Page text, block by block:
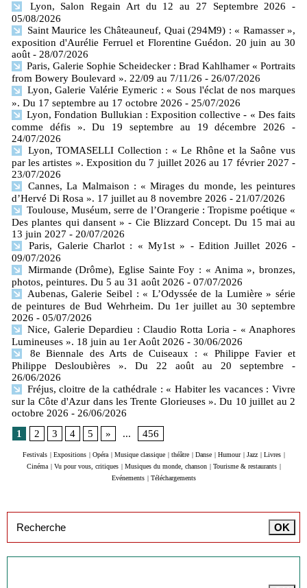
Lyon, Salon Regain Art du 12 au 27 Septembre 2026
-
05/08/2026
Saint Maurice les Châteauneuf, Quai (294M9) : « Ramasser »,
exposition d'Aurélie Ferruel et Florentine Guédon. 20 juin au 30
août - 28/07/2026
Paris, Galerie Sophie Scheidecker : Brad Kahlhamer « Portraits
from Bowery Boulevard ». 22/09 au 7/11/26 - 26/07/2026
Lyon, Galerie Valérie Eymeric : « Sous l'éclat de nos marques
». Du 17 septembre au 17 octobre 2026 - 25/07/2026
Lyon, Fondation Bullukian : Exposition collective - « Des faits
comme défis ». Du 19 septembre au 19 décembre 2026
-
24/07/2026
Lyon, TOMASELLI Collection : « Le Rhône et la Saône vus
par les artistes ». Exposition du 7 juillet 2026 au 17 février 2027 -
23/07/2026
Cannes, La Malmaison : « Mirages du monde, les peintures
d’Hervé Di Rosa ». 17 juillet au 8 novembre 2026 - 21/07/2026
Toulouse, Muséum, serre de l’Orangerie : Tropisme poétique «
Des plantes qui dansent » - Cie Blizzard Concept. Du 15 mai au
13 juin 2027 - 20/07/2026
Paris, Galerie Charlot : « My1st » - Edition Juillet 2026 -
09/07/2026
Mirmande (Drôme), Eglise Sainte Foy : « Anima », bronzes,
photos, peintures. Du 5 au 31 août 2026 - 07/07/2026
Aubenas, Galerie Seibel : « L’Odyssée de la Lumière » série
de peintures de Bud Wehrheim. Du 1er juillet au 30 septembre
2026 - 05/07/2026
Nice, Galerie Depardieu : Claudio Rotta Loria - « Anaphores
Lumineuses ». 18 juin au 1er Août 2026 - 30/06/2026
8e Biennale des Arts de Cuiseaux : « Philippe Favier et
Philippe Desloubières ». Du 22 août au 20 septembre
-
26/06/2026
Fréjus, cloitre de la cathédrale : « Habiter les vacances : Vivre
sur la Côte d'Azur dans les Trente Glorieuses ». Du 10 juillet au 2
octobre 2026 - 26/06/2026
1
2 3 4 5 » ... 456
Festivals | Expositions | Opéra | Musique classique | théâtre | Danse | Humour | Jazz | Livres |
Cinéma | Vu pour vous, critiques | Musiques du monde, chanson | Tourisme & restaurants |
Evénements | Téléchargements